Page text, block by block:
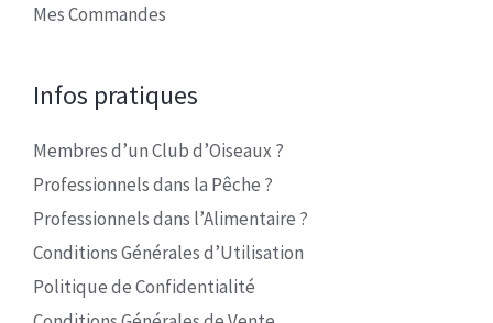
Mes Commandes
Infos pratiques
Membres d’un Club d’Oiseaux ?
Professionnels dans la Pêche ?
Professionnels dans l’Alimentaire ?
Conditions Générales d’Utilisation
Politique de Confidentialité